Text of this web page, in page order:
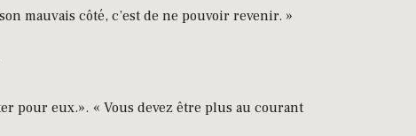
mauvais côté, c’est de ne pouvoir revenir. »
pour eux.». « Vous devez être plus au courant